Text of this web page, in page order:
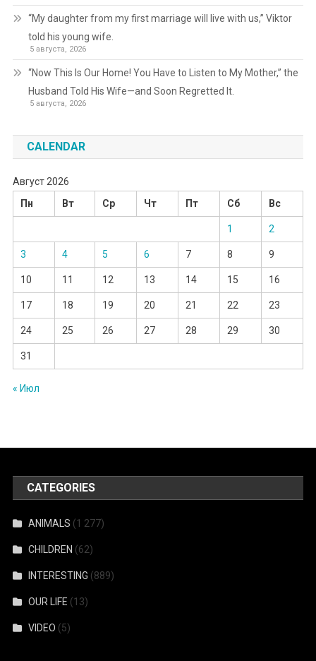
“My daughter from my first marriage will live with us,” Viktor
told his young wife.
5 августа, 2026
“Now This Is Our Home! You Have to Listen to My Mother,” the
Husband Told His Wife—and Soon Regretted It.
5 августа, 2026
CALENDAR
Август 2026
Пн
Вт Ср Чт Пт Сб Вс
1 2
3 4 5 6 7 8 9
10 11 12 13 14 15 16
17 18 19 20 21 22 23
24 25 26 27 28 29 30
31
« Июл
CATEGORIES
ANIMALS (1 277)
CHILDREN (62)
INTERESTING (889)
OUR LIFE (13)
VIDEO (5)